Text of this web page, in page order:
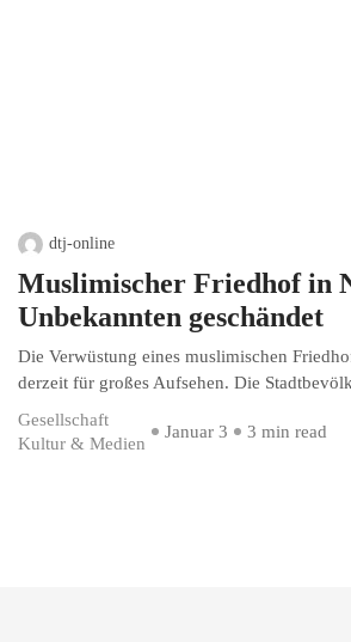
dtj-online
Muslimischer Friedhof in
Unbekannten geschändet
Die Verwüstung eines muslimischen
derzeit für großes Aufsehen. Die
Gesellschaft
Kultur & Medien
Januar 3 3 min read